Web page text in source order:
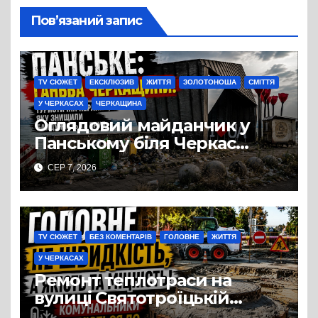
Пов’язаний запис
TV СЮЖЕТ ЕКСКЛЮЗИВ ЖИТТЯ ЗОЛОТОНОША СМІТТЯ
У ЧЕРКАСАХ ЧЕРКАЩИНА
Оглядовий майданчик у
Панському біля Черкас
перетворився на занедбане
сміттєзвалище
СЕР 7, 2026
TV СЮЖЕТ БЕЗ КОМЕНТАРІВ ГОЛОВНЕ ЖИТТЯ
У ЧЕРКАСАХ
Ремонт теплотраси на
вулиці Святотроїцькій